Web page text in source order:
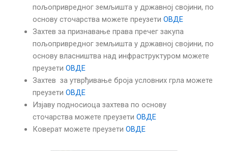
пољопривредног земљишта у државној својини, по
основу сточарства можете преузети ОВДЕ
Захтев за признавање права пречег закупа
пољопривредног земљишта у државној својини, по
основу власништва над инфраструктуром можете
преузети ОВДЕ
Захтев за утврђивање броја условних грла можете
преузети ОВДЕ
Изјаву подносиоца захтева по основу
сточарства можете преузети ОВДЕ
Коверат можете преузети ОВДЕ